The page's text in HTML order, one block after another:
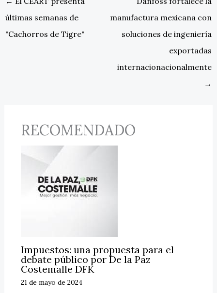
últimas semanas de
"Cachorros de Tigre"
manufactura mexicana con
soluciones de ingeniería
exportadas
internacionacionalmente
→
RECOMENDADO
Impuestos: una propuesta para el
debate público por De la Paz
Costemalle DFK
21 de mayo de 2024